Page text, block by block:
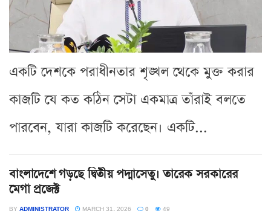
একটি দেশকে পরাধীনতার শৃঙ্খল থেকে মুক্ত করার
কাজটি যে কত কঠিন সেটা একমাত্র তাঁরাই বলতে
পারবেন, যারা কাজটি করেছেন। একটি...
বাংলাদেশে গড়ছে দ্বিতীয় পদ্মাসেতু। তারেক সরকারের
মেগা প্রজেক্ট
BY ADMINISTRATOR MARCH 31, 2026 0 49